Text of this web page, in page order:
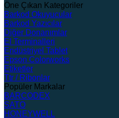
Öne Çıkan Kategoriler
Barkod Okuyucular
Barkod Yazıcılar
Diğer Donanımlar
El Terminalleri
Endüstriyel Tablet
Epson Colorworks
Etiketler
Ttr / Ribonlar
Popüler Markalar
BARCODEX
SATO
HONEYWELL